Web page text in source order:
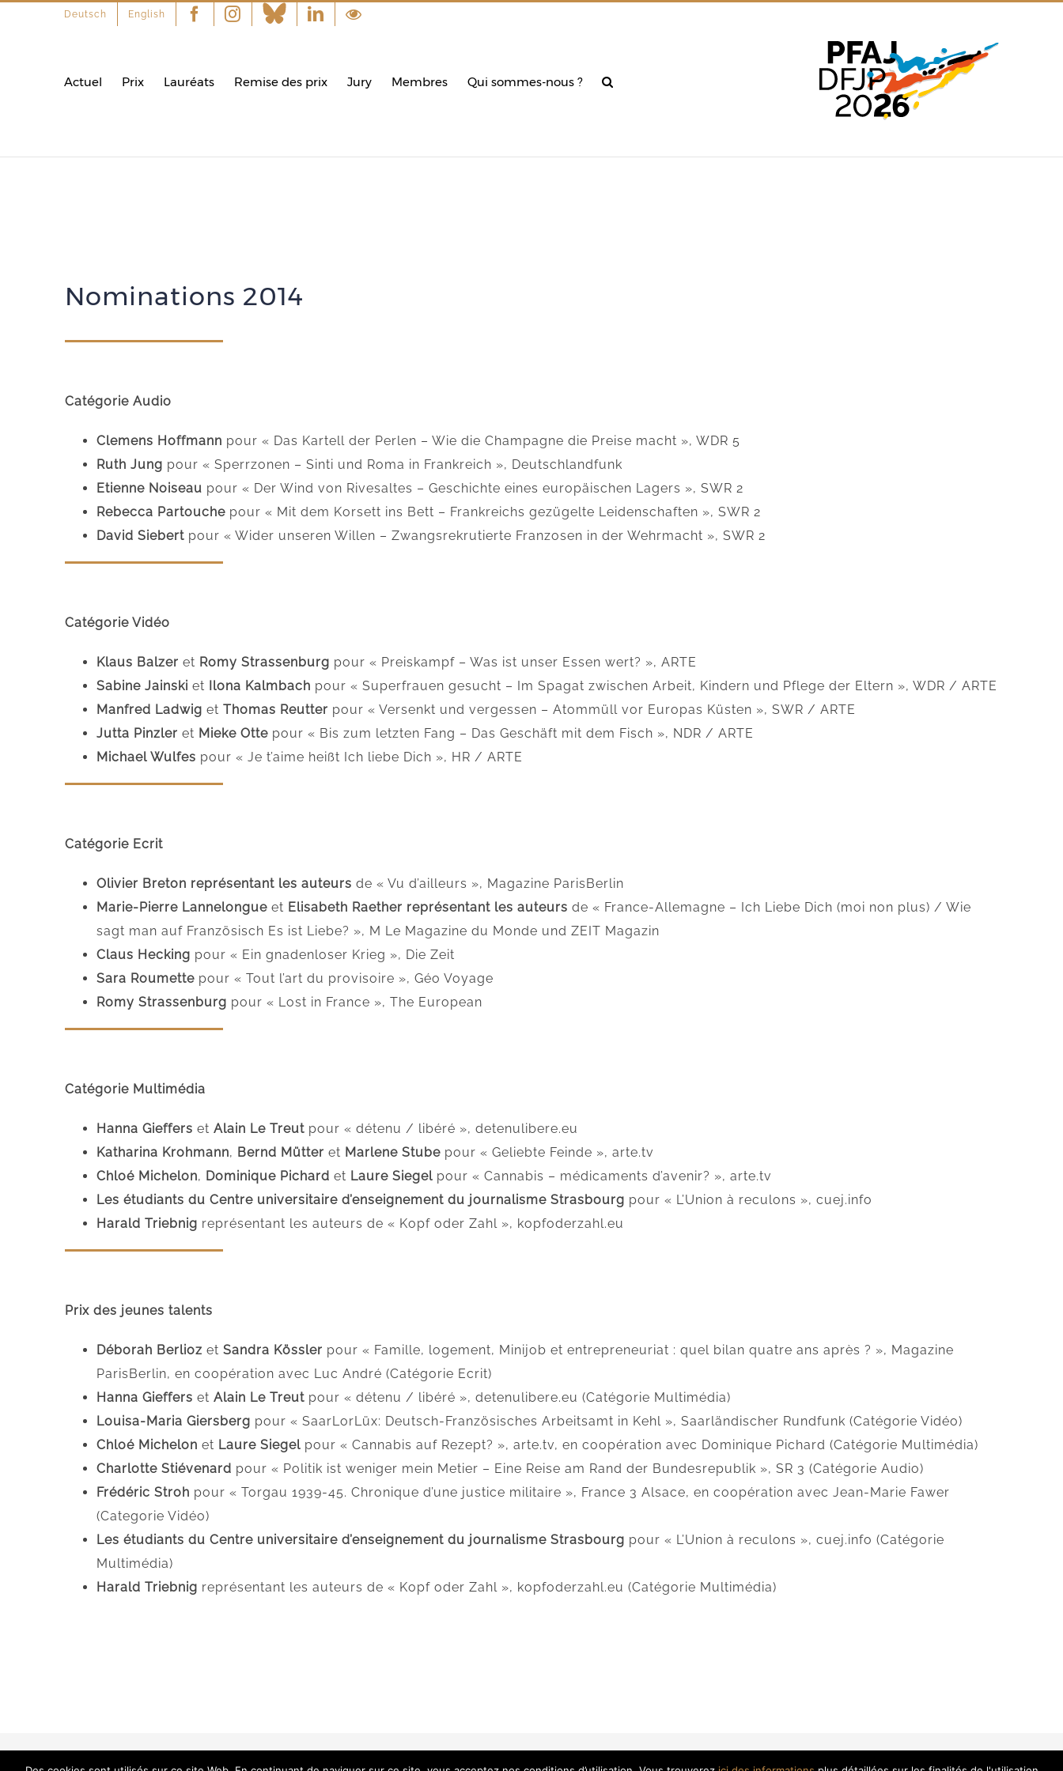
Deutsch English FacebookInstagram Linkedin
Actuel Prix Lauréats Remise des prix Jury Membres Qui sommes-nous ?
Nominations 2014
Catégorie Audio
Clemens Hoffmann pour « Das Kartell der Perlen – Wie die Champagne die Preise macht », WDR 5
Ruth Jung pour « Sperrzonen – Sinti und Roma in Frankreich », Deutschlandfunk
Etienne Noiseau pour « Der Wind von Rivesaltes – Geschichte eines europäischen Lagers », SWR 2
Rebecca Partouche pour « Mit dem Korsett ins Bett – Frankreichs gezügelte Leidenschaften », SWR 2
David Siebert pour « Wider unseren Willen – Zwangsrekrutierte Franzosen in der Wehrmacht », SWR 2
Catégorie Vidéo
Klaus Balzer et Romy Strassenburg pour « Preiskampf – Was ist unser Essen wert? », ARTE
Sabine Jainski et Ilona Kalmbach pour « Superfrauen gesucht – Im Spagat zwischen Arbeit, Kindern und Pflege der Eltern », WDR / ARTE
Manfred Ladwig et Thomas Reutter pour « Versenkt und vergessen – Atommüll vor Europas Küsten », SWR / ARTE
Jutta Pinzler et Mieke Otte pour « Bis zum letzten Fang – Das Geschäft mit dem Fisch », NDR / ARTE
Michael Wulfes pour « Je t’aime heißt Ich liebe Dich », HR / ARTE
Catégorie Ecrit
Olivier Breton représentant les auteurs de « Vu d’ailleurs », Magazine ParisBerlin
Marie-Pierre Lannelongue et Elisabeth Raether représentant les auteurs de « France-Allemagne – Ich Liebe Dich (moi non plus) / Wie
sagt man auf Französisch Es ist Liebe? », M Le Magazine du Monde und ZEIT Magazin
Claus Hecking pour « Ein gnadenloser Krieg », Die Zeit
Sara Roumette pour « Tout l’art du provisoire », Géo Voyage
Romy Strassenburg pour « Lost in France », The European
Catégorie Multimédia
Hanna Gieffers et Alain Le Treut pour « détenu / libéré », detenulibere.eu
Katharina Krohmann, Bernd Mütter et Marlene Stube pour « Geliebte Feinde », arte.tv
Chloé Michelon, Dominique Pichard et Laure Siegel pour « Cannabis – médicaments d’avenir? », arte.tv
Les étudiants du Centre universitaire d’enseignement du journalisme Strasbourg pour « L’Union à reculons », cuej.info
Harald Triebnig représentant les auteurs de « Kopf oder Zahl », kopfoderzahl.eu
Prix des jeunes talents
Déborah Berlioz et Sandra Kössler pour « Famille, logement, Minijob et entrepreneuriat : quel bilan quatre ans après ? », Magazine
ParisBerlin, en coopération avec Luc André (Catégorie Ecrit)
Hanna Gieffers et Alain Le Treut pour « détenu / libéré », detenulibere.eu (Catégorie Multimédia)
Louisa-Maria Giersberg pour « SaarLorLüx: Deutsch-Französisches Arbeitsamt in Kehl », Saarländischer Rundfunk (Catégorie Vidéo)
Chloé Michelon et Laure Siegel pour « Cannabis auf Rezept? », arte.tv, en coopération avec Dominique Pichard (Catégorie Multimédia)
Charlotte Stiévenard pour « Politik ist weniger mein Metier – Eine Reise am Rand der Bundesrepublik », SR 3 (Catégorie Audio)
Frédéric Stroh pour « Torgau 1939-45. Chronique d’une justice militaire », France 3 Alsace, en coopération avec Jean-Marie Fawer
(Categorie Vidéo)
Les étudiants du Centre universitaire d’enseignement du journalisme Strasbourg pour « L’Union à reculons », cuej.info (Catégorie
Multimédia)
Harald Triebnig représentant les auteurs de « Kopf oder Zahl », kopfoderzahl.eu (Catégorie Multimédia)